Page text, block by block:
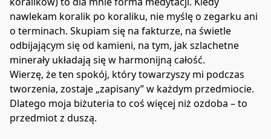
nawlekam koralik po koraliku, nie myślę o zegarku ani
o terminach. Skupiam się na fakturze, na świetle
odbijającym się od kamieni, na tym, jak szlachetne
minerały układają się w harmonijną całość.
Wierzę, że ten spokój, który towarzyszy mi podczas
tworzenia, zostaje „zapisany” w każdym przedmiocie.
Dlatego moja biżuteria to coś więcej niż ozdoba – to
przedmiot z duszą.